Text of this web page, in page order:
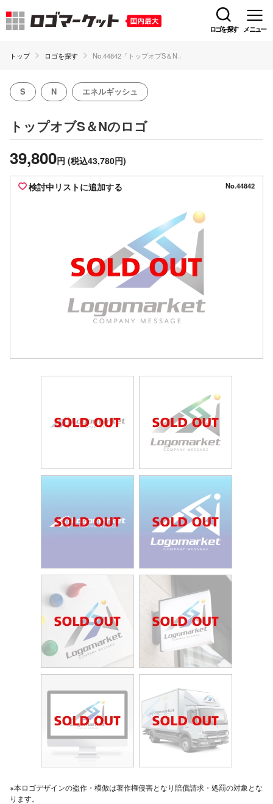
ロゴを探す メニュー
トップ ロゴを探す No.44842「トップオブS＆N」
S N エネルギッシュ
トップオブS＆Nのロゴ
39,800円 (税込43,780円)
検討中リストに追加する No.44842
※本ロゴデザインの盗作・模倣は著作権侵害となり賠償請求・処罰の対象とな
ります。